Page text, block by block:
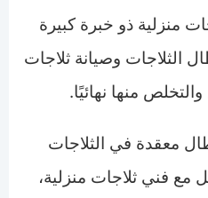
منزلية ذو خبرة كبيرة
الثلاجات وصيانة ثلاجات
منها نهائيًا.
معقدة في الثلاجات
مع فني ثلاجات منزلية،